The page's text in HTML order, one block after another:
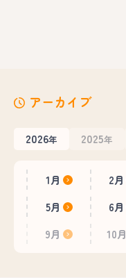
アーカイブ
2026年 2025年
1月 2月
5月
6月
9月
10月